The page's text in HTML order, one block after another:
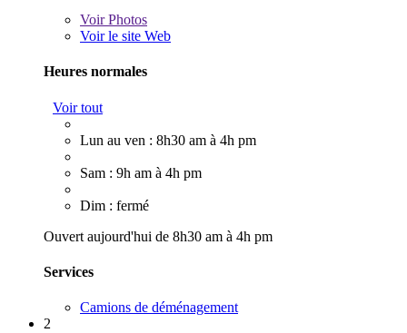
VoirPhotos
Voir le site Web
Heures normales
Voir tout
Lun au ven : 8h30 am à 4h pm
Sam : 9h am à 4h pm
Dim : fermé
Ouvert aujourd'hui de 8h30 am à 4h pm
Services
Camions de déménagement
2